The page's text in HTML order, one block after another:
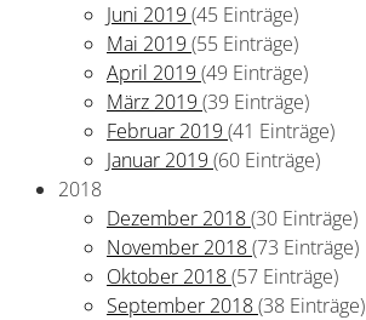
Juni 2019 (45 Einträge)
Mai 2019 (55 Einträge)
April 2019 (49 Einträge)
März 2019 (39 Einträge)
Februar 2019 (41 Einträge)
Januar 2019 (60 Einträge)
2018
Dezember 2018(30 Einträge)
November 2018(73 Einträge)
Oktober 2018(57 Einträge)
September 2018(38 Einträge)